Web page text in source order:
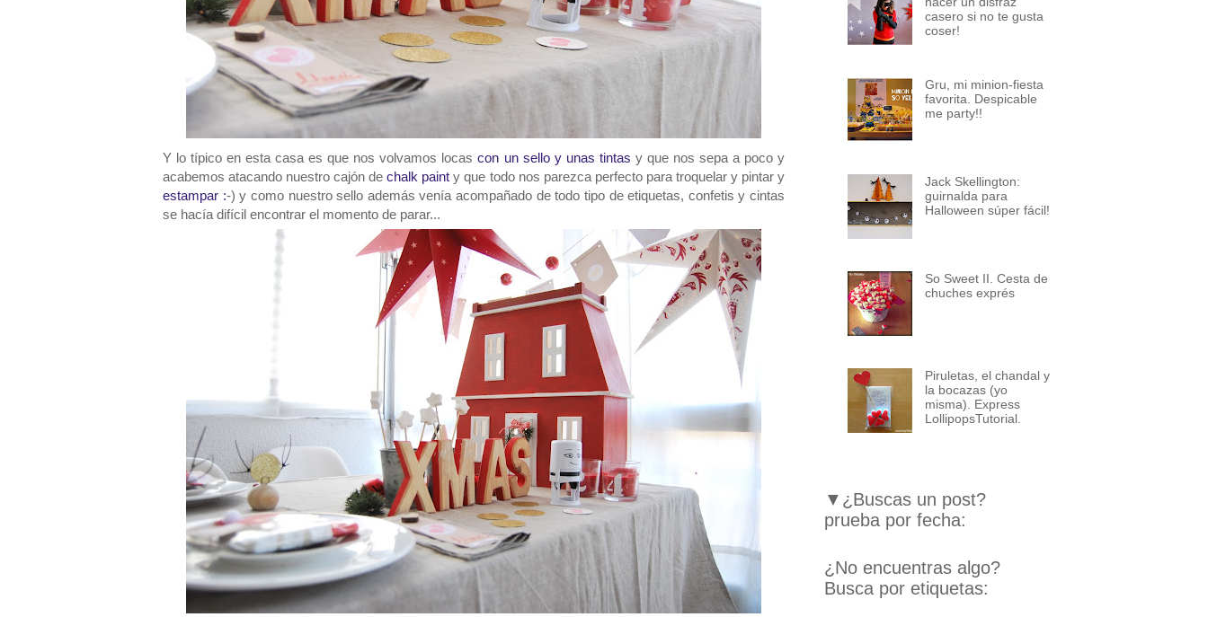
Y lo típico en esta casa es que nos volvamos locas con un sello y unas tintas y que nos sepa a poco y
acabemos atacando nuestro cajón dechalk painty que todo nos parezca perfecto para troquelar y pintar y
estampar :-) y como nuestro sello además venía acompañado de todo tipo de etiquetas, confetis y cintas
se hacía difícil encontrar el momento de parar...
casero si no te gusta
coser!
Gru, mi minion-fiesta
favorita. Despicable
me party!!
Jack Skellington:
guirnalda para
Halloween súper fácil!
So Sweet II. Cesta de
chuches exprés
Piruletas, el chandal y
la bocazas (yo
misma). Express
LollipopsTutorial.
▼¿Buscas un post?
prueba por fecha:
¿No encuentras algo?
Busca por etiquetas: